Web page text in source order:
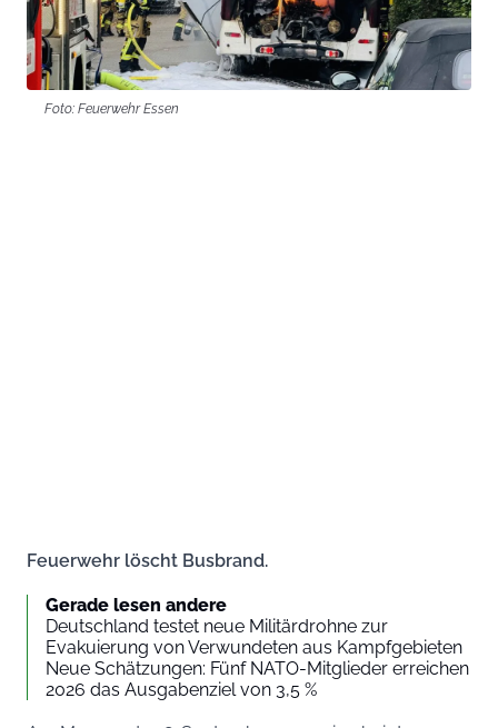
Foto: Feuerwehr Essen
Feuerwehr löscht Busbrand.
Gerade lesen andere
Deutschland testet neue Militärdrohne zur
Evakuierung von Verwundeten aus Kampfgebieten
Neue Schätzungen: Fünf NATO-Mitglieder erreichen
2026 das Ausgabenziel von 3,5 %